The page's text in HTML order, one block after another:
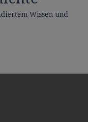
Wissen und